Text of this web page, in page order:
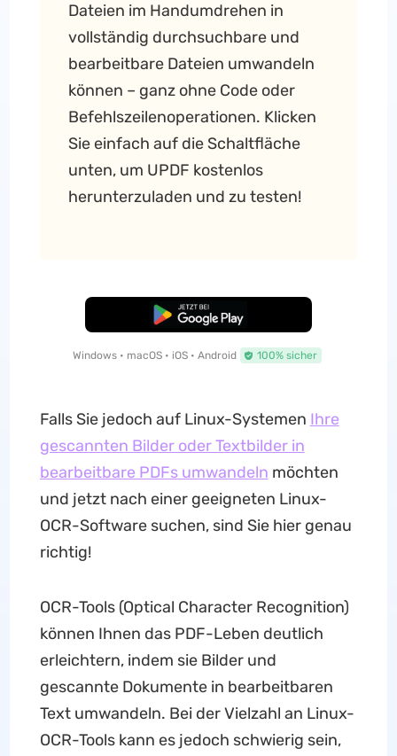
Dateien im Handumdrehen in
vollständig durchsuchbare und
bearbeitbare Dateien umwandeln
können – ganz ohne Code oder
Befehlszeilenoperationen. Klicken
Sie einfach auf die Schaltfläche
unten, um UPDF kostenlos
herunterzuladen und zu testen!
Kostenloser Download
Windows • macOS • iOS • Android 100% sicher
Falls Sie jedoch auf Linux-Systemen Ihre
gescannten Bilder oder Textbilder in
bearbeitbare PDFs umwandeln möchten
und jetzt nach einer geeigneten Linux-
OCR-Software suchen, sind Sie hier genau
richtig!
OCR-Tools (Optical Character Recognition)
können Ihnen das PDF-Leben deutlich
erleichtern, indem sie Bilder und
gescannte Dokumente in bearbeitbaren
Text umwandeln. Bei der Vielzahl an Linux-
OCR-Tools kann es jedoch schwierig sein,